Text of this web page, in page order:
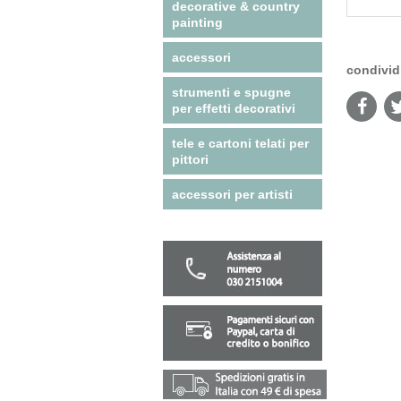
decorative & country
painting
accessori
strumenti e spugne
per effetti decorativi
tele e cartoni telati per
pittori
accessori per artisti